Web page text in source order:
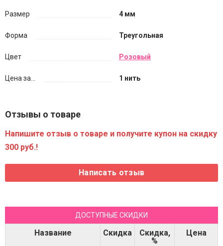
Размер 4 мм
Форма Треугольная
Цвет Розовый
Цена за... 1 нить
Отзывы о товаре
Напишите отзыв о товаре и получите купон на скидку
300 руб.!
ДОСТУПНЫЕ СКИДКИ
Название Скидка
Скидка,
%
Цена